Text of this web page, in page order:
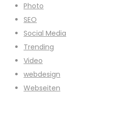
Photo
SEO
Social Media
Trending
Video
webdesign
Webseiten